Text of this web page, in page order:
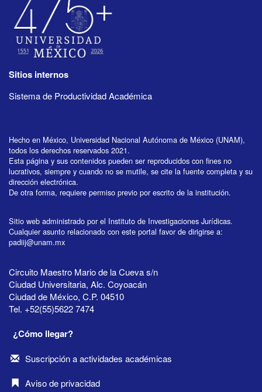
Sitios internos
Sistema de Productividad Académica
Hecho en México, Universidad Nacional Autónoma de México (UNAM),
todos los derechos reservados 2021.
Esta página y sus contenidos pueden ser reproducidos con fines no
lucrativos, siempre y cuando no se mutile, se cite la fuente completa y su
dirección electrónica.
De otra forma, requiere permiso previo por escrito de la institución.
Sitio web administrado por el Instituto de Investigaciones Jurídicas.
Cualquier asunto relacionado con este portal favor de dirigirse a:
padiij@unam.mx
Circuito Maestro Mario de la Cueva s/n
Ciudad Universitaria, Alc. Coyoacán
Ciudad de México, C.P. 04510
Tel. +52(55)5622 7474
¿Cómo llegar?
Suscripción a actividades académicas
Aviso de privacidad